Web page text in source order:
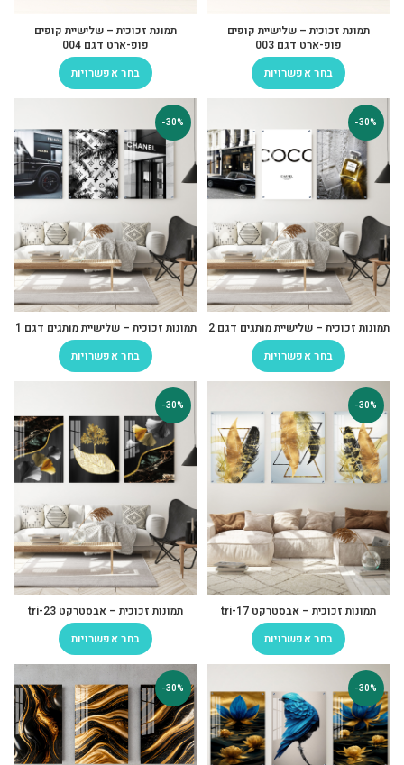
תמונת זכוכית – שלישיית קופים
פופ-ארט דגם 003
בחר אפשרויות
תמונת זכוכית – שלישיית קופים
פופ-ארט דגם 004
בחר אפשרויות
-30%
תמונות זכוכית – שלישיית מותגים דגם 2
בחר אפשרויות
-30%
תמונות זכוכית – שלישיית מותגים דגם 1
בחר אפשרויות
-30%
תמונות זכוכית – אבסטרקט tri-17
בחר אפשרויות
-30%
תמונות זכוכית – אבסטרקט tri-23
בחר אפשרויות
-30%
-30%